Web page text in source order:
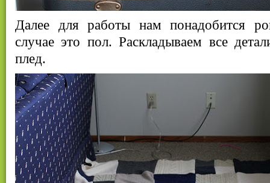
Далее для работы нам понадобится
случае это пол. Раскладываем все
плед.